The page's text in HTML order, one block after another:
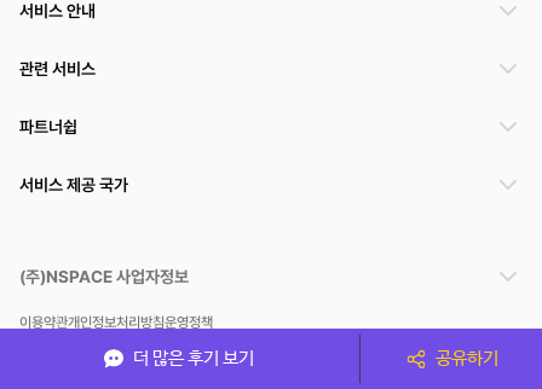
더 많은 후기 보기 공유하기
서비스 안내
관련 서비스
파트너쉽
서비스 제공 국가
(주)NSPACE 사업자정보
이용약관개인정보처리방침운영정책
스페이스클라우드는 통신판매중개자이며 통신판매의 당사자가 아닙니다. 따라서 스페이스클
라우드는 공간 거래정보 및 거래에 대해 책임지지 않습니다.